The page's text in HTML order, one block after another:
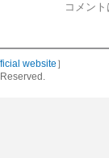
コメン
website ］